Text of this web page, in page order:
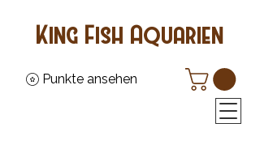
Punkte ansehen
King Fish Aquarien